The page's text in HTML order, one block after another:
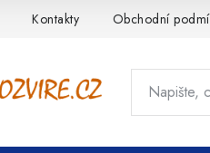
Kontakty Obchodní